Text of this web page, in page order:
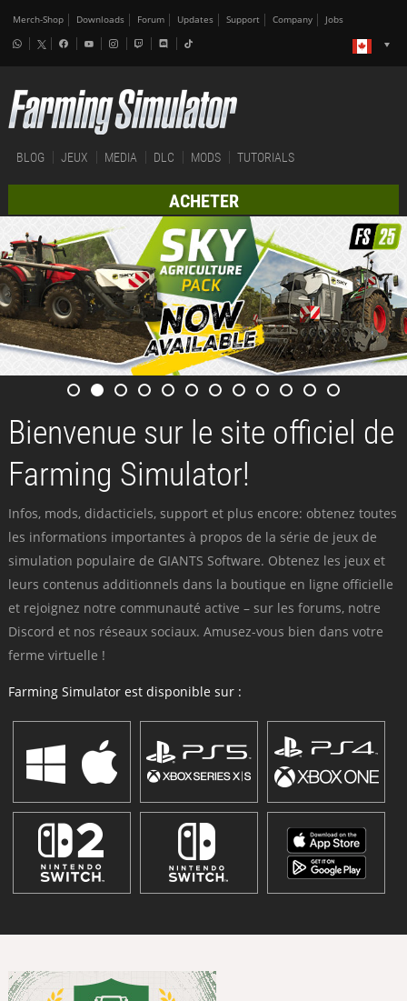
Merch-Shop Downloads Forum Updates Support Company Jobs
BLOG JEUX MEDIA DLC MODS TUTORIALS
ACHETER
Bienvenue sur le site officiel de
Farming Simulator!
Infos, mods, didacticiels, support et plus encore: obtenez toutes
les informations importantes à propos de la série de jeux de
simulation populaire de GIANTS Software. Obtenez les jeux et
leurs contenus additionnels dans la boutique en ligne officielle
et rejoignez notre communauté active – sur les forums, notre
Discord et nos réseaux sociaux. Amusez-vous bien dans votre
ferme virtuelle !
Farming Simulator est disponible sur :